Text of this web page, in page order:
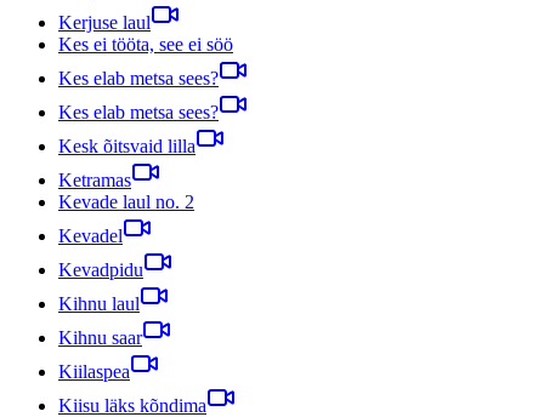
Kerjuse laul
Kes ei tööta, see ei söö
Kes elab metsa sees?
Kes elab metsa sees?
Kesk õitsvaid lilla
Ketramas
Kevade laul no. 2
Kevadel
Kevadpidu
Kihnu laul
Kihnu saar
Kiilaspea
Kiisu läks kõndima